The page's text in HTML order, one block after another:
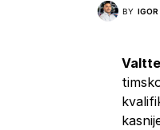
BY IGOR